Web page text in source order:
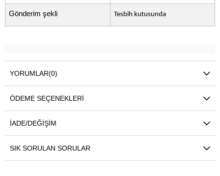
Gönderim şekli Tesbih kutusunda
YORUMLAR(0)
ÖDEME SEÇENEKLERI
İADE/DEĞIŞIM
SIK SORULAN SORULAR